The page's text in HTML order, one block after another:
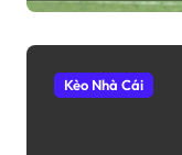
Kèo Nhà Cái